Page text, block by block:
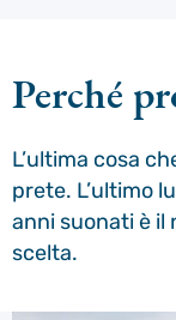
Perché
L’ultima cosa
prete. L’ultimo
anni suonati è il
scelta.